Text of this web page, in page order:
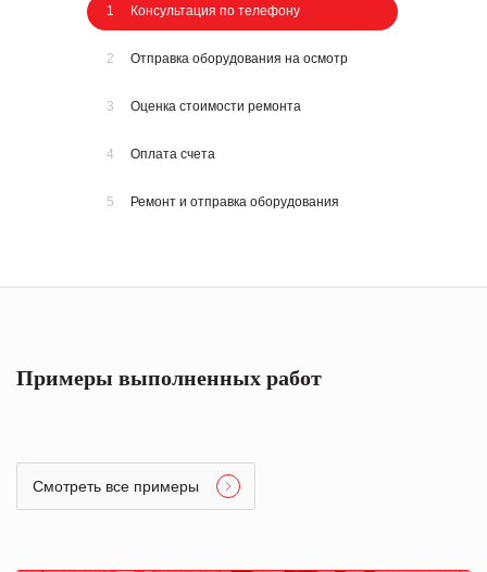
1 Консультация по телефону
2 Отправка оборудования на осмотр
3 Оценка стоимости ремонта
4 Оплата счета
5 Ремонт и отправка оборудования
Примеры выполненных работ
Смотреть все примеры